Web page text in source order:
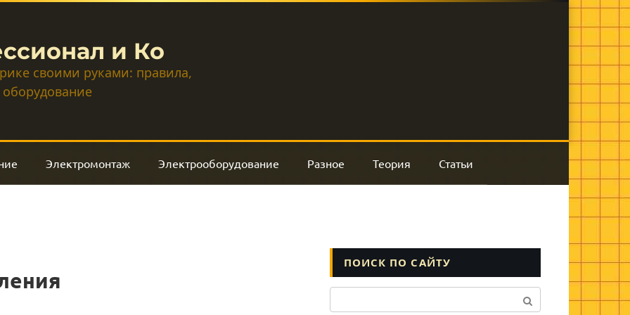
и Ко
своими руками: правила,
Электромонтаж Электрооборудование Разное Теория Статьи
ПОИСК ПО САЙТУ